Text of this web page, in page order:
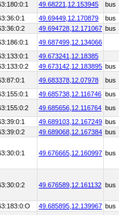
49.68221, 12.153945 bus
49.69449, 12.170879 bus
49.694728, 12.171067 bus
49.687499, 12.134066
49.673241, 12.18385
49.673142, 12.183895 bus
49.683378, 12.07978 bus
49.685738, 12.116746 bus
49.685656, 12.116764 bus
49.689103, 12.167249 bus
49.689068, 12.167384 bus
49.676665, 12.160997 bus
49.676589, 12.161132 bus
49.685895, 12.139967 bus